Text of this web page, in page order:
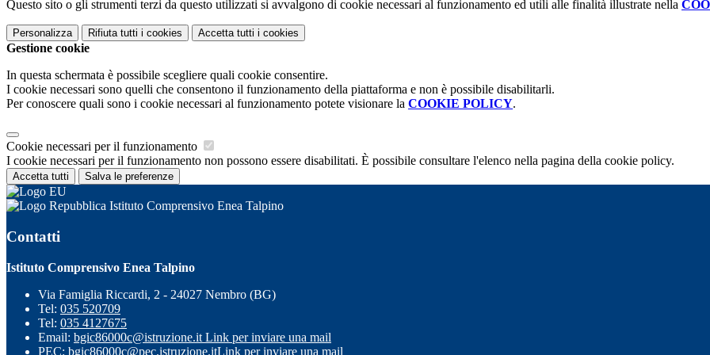
Questo sito o gli strumenti terzi da questo utilizzati si avvalgono di cookie necessari al funzionamento ed utili alle finalità illustrate nella
Personalizza Rifiuta tutti i cookies Accetta tutti i cookies
Gestione cookie
In questa schermata è possibile scegliere quali cookie consentire.
I cookie necessari sono quelli che consentono il funzionamento della piattaforma e non è possibile disabilitarli.
Per conoscere quali sono i cookie necessari al funzionamento potete visionare la COOKIE POLICY.
Cookie necessari per il funzionamento
I cookie necessari per il funzionamento non possono essere disabilitati. È possibile consultare l'elenco nella pagina della cookie policy.
Accetta tutti Salva le preferenze
Istituto Comprensivo Enea Talpino
Contatti
Istituto Comprensivo Enea Talpino
Via Famiglia Riccardi, 2 - 24027 Nembro (BG)
Tel: 035 520709
Tel: 035 4127675
Email: bgic86000c@istruzione.it Link per inviare una mail
PEC: bgic86000c@pec.istruzione.itLink per inviare una mail